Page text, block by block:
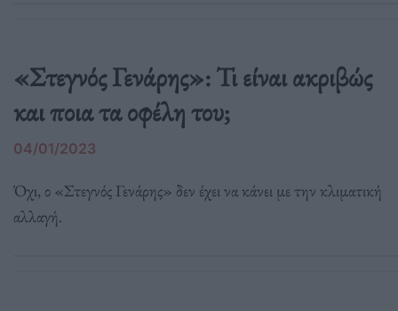
«Στεγνός Γενάρης»: Τι είναι ακριβώς
και ποια τα οφέλη του;
04/01/2023
Όχι, ο «Στεγνός Γενάρης» δεν έχει να κάνει με την κλιματική
αλλαγή.